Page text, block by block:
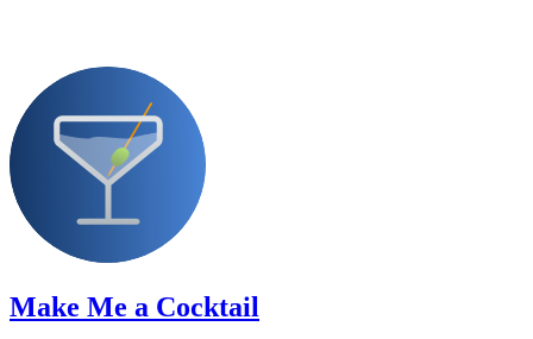
Make Me a Cocktail